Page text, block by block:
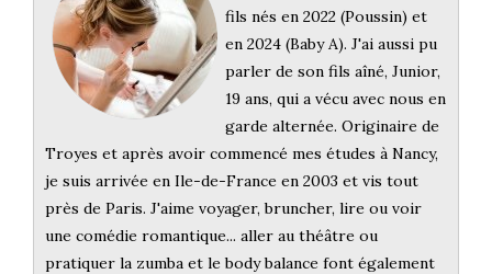
fils nés en 2022 (Poussin) et
en 2024 (Baby A). J'ai aussi pu
parler de son fils aîné, Junior,
19 ans, qui a vécu avec nous en
garde alternée. Originaire de
Troyes et après avoir commencé mes études à Nancy,
je suis arrivée en Ile-de-France en 2003 et vis tout
près de Paris. J'aime voyager, bruncher, lire ou voir
une comédie romantique... aller au théâtre ou
pratiquer la zumba et le body balance font également